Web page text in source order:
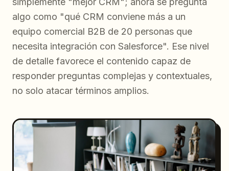
algo como "qué CRM conviene más a un
equipo comercial B2B de 20 personas que
necesita integración con Salesforce". Ese nivel
de detalle favorece el contenido capaz de
responder preguntas complejas y contextuales,
no solo atacar términos amplios.